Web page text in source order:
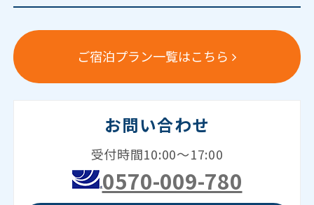
ご宿泊プラン一覧はこちら
お問い合わせ
受付時間10:00～17:00
0570-009-780